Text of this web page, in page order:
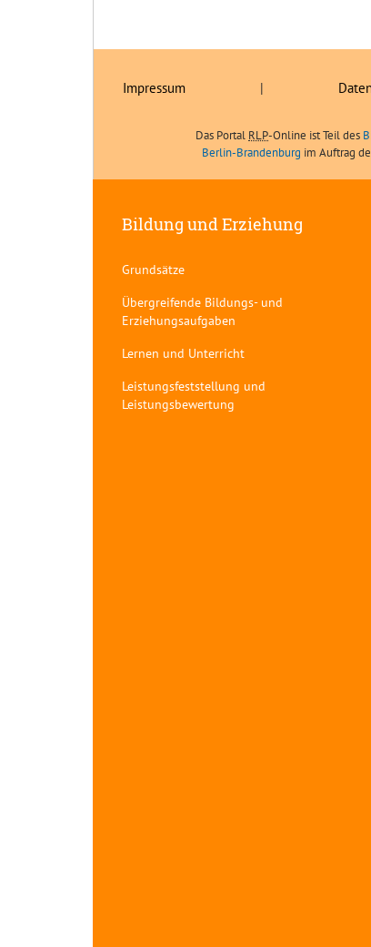
Impressum |
Das Portal RLP-Online ist Teil des
Berlin-Brandenburg im Auftrag
Bildung und Erziehung
Grundsätze
Übergreifende Bildungs- und
Erziehungsaufgaben
Lernen und Unterricht
Leistungsfeststellung und
Leistungsbewertung